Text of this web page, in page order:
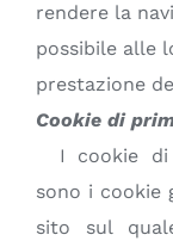
rendere la
possibile alle
prestazione
Cookie di
I cookie di
sono i cookie
sito sul